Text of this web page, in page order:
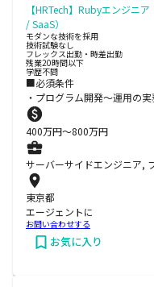
【HRTech】Rubyエンジニ
/ SaaS）
モダンな技術を採用
技術試験なし
フレックス出勤・時差出勤
残業20時間以下
学歴不問
■必須条件
・プログラム開発〜運用の
400万円〜800万円
サーバーサイドエンジニア,
東京都
エージェントに
お問い合わせする
お気に入り